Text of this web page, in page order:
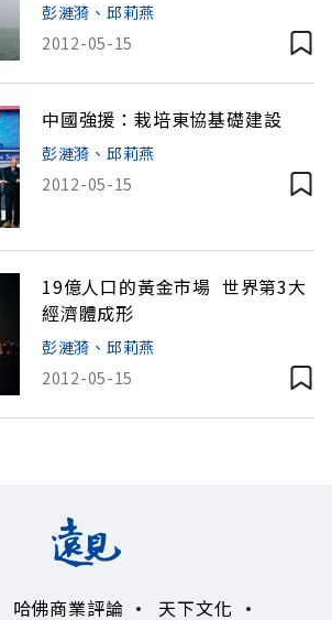
彭漣漪、邱莉燕
2012-05-15
中國強援：栽培東協基礎建設
彭漣漪、邱莉燕
2012-05-15
19億人口的黃金市場 世界第3大
經濟體成形
彭漣漪、邱莉燕
2012-05-15
哈佛商業評論 天下文化